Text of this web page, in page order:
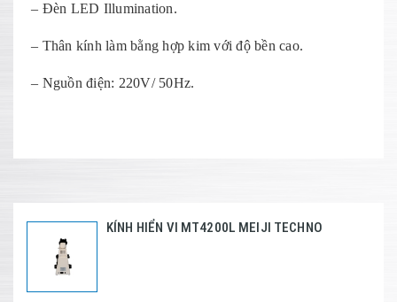
– Đèn LED Illumination.
– Thân kính làm bằng hợp kim với độ bền cao.
– Nguồn điện: 220V/ 50Hz.
KÍNH HIỂN VI MT4200L MEIJI TECHNO